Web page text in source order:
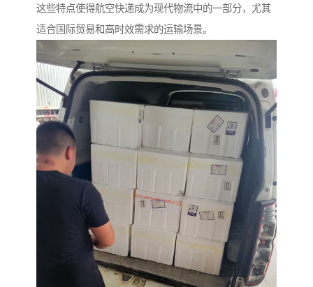
这些特点使得航空快递成为现代物流中的一部分，尤其
适合国际贸易和高时效需求的运输场景。